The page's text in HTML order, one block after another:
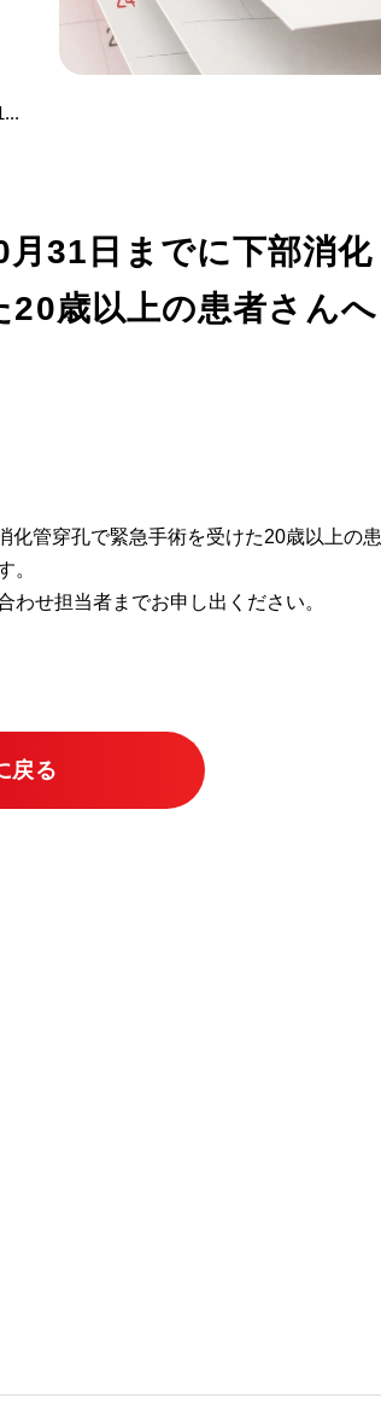
31日までに下部消化
20歳以上の患者さんへ
化管穿孔で緊急手術を受けた20歳以上の患
。
せ担当者までお申し出ください。
戻る